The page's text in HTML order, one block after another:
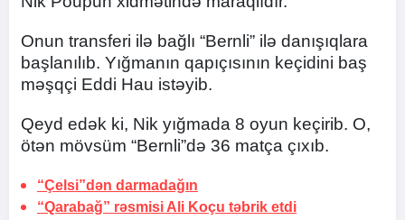
Onun transferi ilə bağlı “Bernli” ilə danışıqlara
başlanılıb. Yığmanın qapıçısının keçidini baş
məşqçi Eddi Hau istəyib.
Qeyd edək ki, Nik yığmada 8 oyun keçirib. O,
ötən mövsüm “Bernli”də 36 matça çıxıb.
“Çelsi”dən darmadağın
“Qarabağ” rəsmisi Ali Koçu təbrik etdi